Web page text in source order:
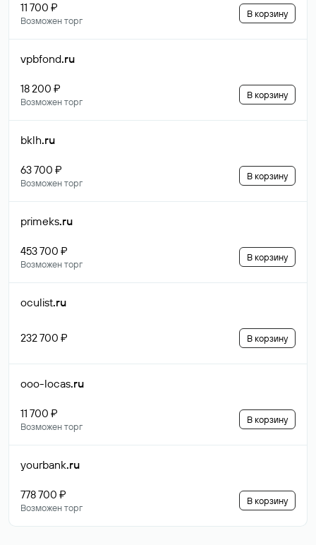
11 700 ₽
Возможен торг
В корзину
vpbfond.ru
18 200 ₽
Возможен торг
В корзину
bklh.ru
63 700 ₽
Возможен торг
В корзину
primeks.ru
453 700 ₽
Возможен торг
В корзину
oculist.ru
232 700 ₽ В корзину
ooo-locas.ru
11 700 ₽
Возможен торг
В корзину
yourbank.ru
778 700 ₽
Возможен торг
В корзину